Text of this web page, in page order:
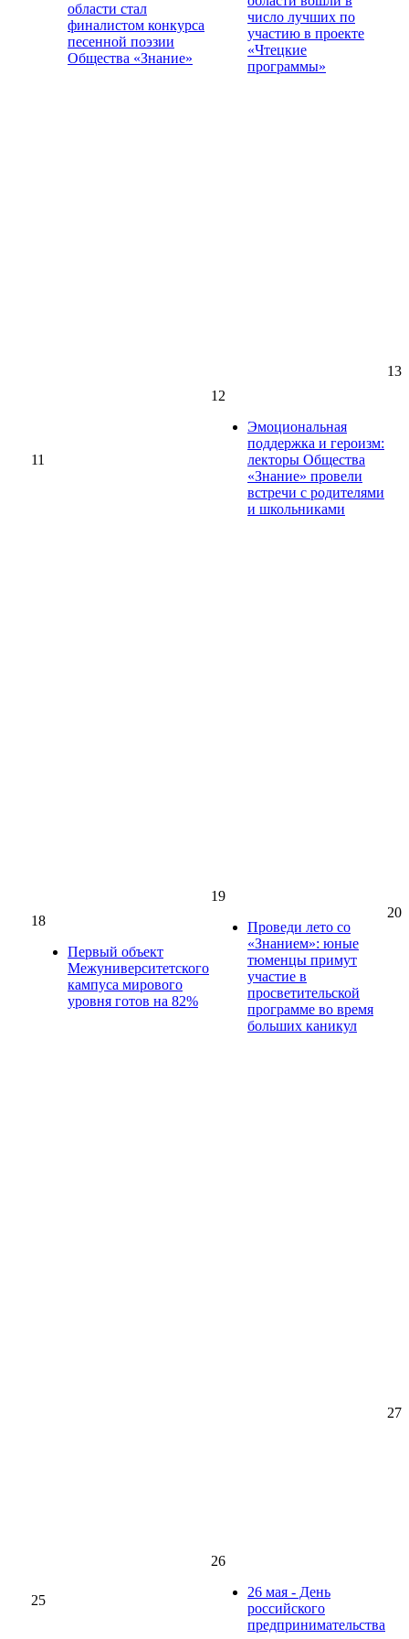
области стал
финалистом конкурса
песенной поэзии
Общества «Знание»
число лучших по
участию в проекте
«Чтецкие
программы»
11
12
Эмоциональная
поддержка и героизм:
лекторы Общества
«Знание» провели
встречи с родителями
и школьниками
13
18
Первый объект
Межуниверситетского
кампуса мирового
уровня готов на 82%
19
Проведи лето со
«Знанием»: юные
тюменцы примут
участие в
просветительской
программе во время
больших каникул
20
25
26
26 мая - День
российского
предпринимательства
27